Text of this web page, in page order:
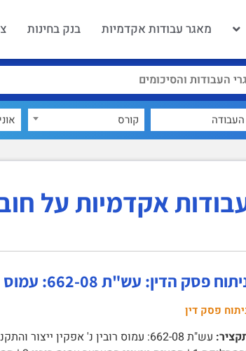
מאגר עבודות אקדמיות בנק בחינות
קורס
אקדמיות על
פסק הדין: עש"ת 662-08: עמוס רובין נ' אפקין ייצור והתקנות דרום בע"מ
פסק דין
עש"ת 662-08: עמוס רובין נ' אפקין